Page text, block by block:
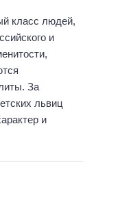
класс людей,
и
За
львиц
и